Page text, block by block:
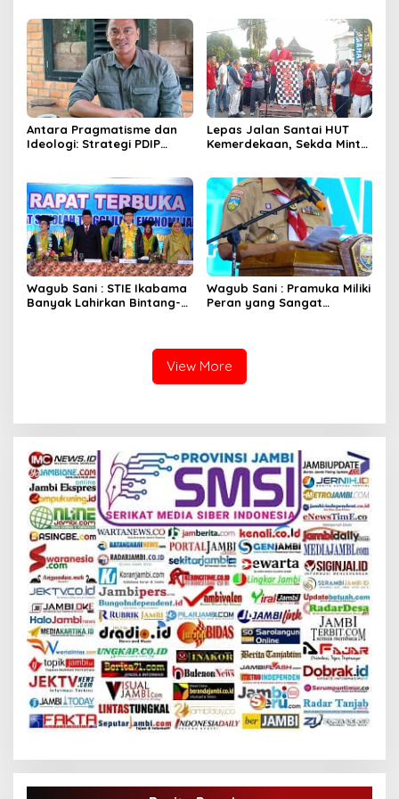
Hijau
MENGIMPLEMENTASIKAN
REDD+”
Antara Pragmatisme dan
Ideologi: Strategi PDIP
Lepas Jalan Santai HUT
Kemerdekaan, Sekda Minta
Wagub Sani : STIE Ikabama
Banyak Lahirkan Bintang-
Wagub Sani : Pramuka Miliki
Peran yang Sangat
View More